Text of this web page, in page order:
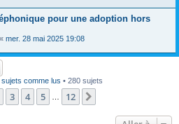
pour une adoption hors
« mer. 28 mai 2025 19:08
comme lus • 280 sujets
12
3 4 5 12